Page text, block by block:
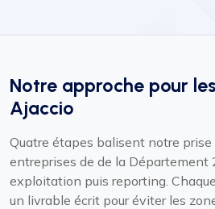
Notre approche pour
Ajaccio
Quatre étapes balisent notre prise
entreprises de de la Département
exploitation puis reporting.
un livrable écrit pour éviter les